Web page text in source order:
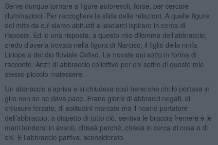
Serve dunque tornare a figure autorevoli, forse, per cercare
illuminazioni. Per raccogliere la sfida delle relazioni. A quelle figure
del mito da cui siamo abituati a lasciarci ispirare in cerca di
risposte. Ed io una risposta, a questo mio dilemma dell’abbraccio,
credo d’averla trovata nella figura di Narciso, il figlio della ninfa
Liriope e del dio fluviale Cefiso. La trovate qui sotto in forma di
racconto. Anzi: di abbraccio collettivo per chi soffre di questo mio
stesso piccolo malessere.
Un abbraccio s’apriva e si chiudeva così bene che chi lo portava in
giro non se ne dava pace. Erano giorni di abbracci negati, di
chiusure forzate, di solitudini marcate ma il nostro portatore
dell’abbraccio, a dispetto di tutto ciò, sentiva le braccia fremere e le
mani tendersi in avanti, chissà perché, chissà in cerca di cosa o di
chi. E l’abbraccio partiva, sconsiderato.